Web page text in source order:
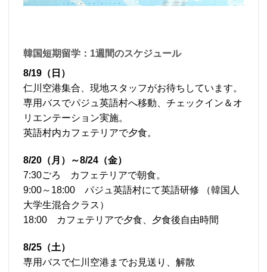
韓国短期留学：1週間のスケジュール
8/19（日）
仁川空港集合、現地スタッフがお待ちしています。
専用バスでパジュ英語村へ移動、チェックイン＆オ
リエンテーション実施。
英語村内カフェテリアで夕食。
8/20（月）～8/24（金）
7:30ごろ カフェテリアで朝食。
9:00～18:00 パジュ英語村にて英語研修 （韓国人
大学生混合クラス）
18:00 カフェテリアで夕食、夕食後自由時間
8/25（土）
専用バスで仁川空港までお見送り、解散